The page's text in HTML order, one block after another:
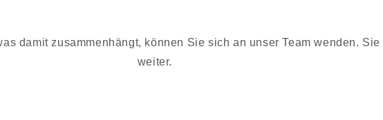
damit zusammenhängt, können Sie sich an unser Team wenden.
weiter.